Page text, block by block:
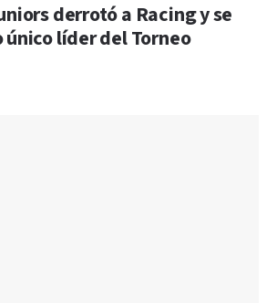
derrotó a Racing y se
líder del Torneo